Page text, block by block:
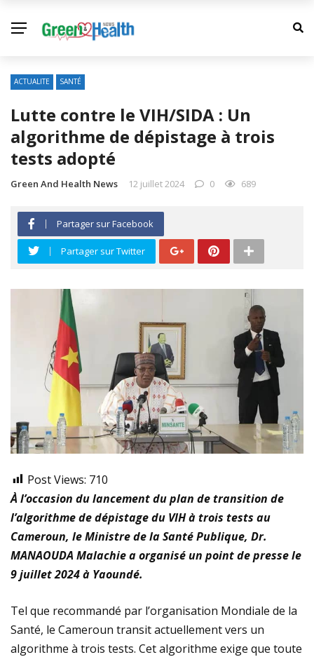
ACTUALITE SANTÉ
Lutte contre le VIH/SIDA : Un
algorithme de dépistage à trois
tests adopté
Green And Health News 12 juillet 2024 0 689
Partager sur Facebook
Partager sur Twitter
Post Views: 710
À l’occasion du lancement du plan de transition de
l’algorithme de dépistage du VIH à trois tests au
Cameroun, le Ministre de la Santé Publique, Dr.
MANAOUDA Malachie a organisé un point de presse le
9 juillet 2024 à Yaoundé.
Tel que recommandé par l’organisation Mondiale de la
Santé, le Cameroun transit actuellement vers un
algorithme à trois tests. Cet algorithme exige que toute